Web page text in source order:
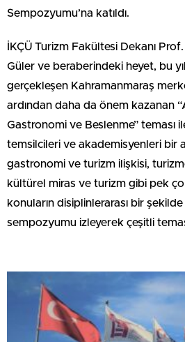
Sempozyumu’na katıldı.
İKÇÜ Turizm Fakültesi Dekanı
Güler ve beraberindeki heyet, bu
gerçekleşen Kahramanmaraş
ardından daha da önem kazanan
Gastronomi ve Beslenme” teması
temsilcileri ve akademisyenleri bir
gastronomi ve turizm ilişkisi,
kültürel miras ve turizm gibi pek
konuların disiplinlerarası bir şekilde
sempozyumu izleyerek çeşitli